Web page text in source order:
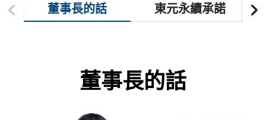
董事長的話 東元永續承諾
董事長的話